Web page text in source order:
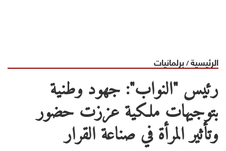
الرئيسية/برلمانيات
رئيس "النواب": جهود وطنية
بتوجيهات ملكية عززت حضور
وتأثير المرأة في صناعة القرار